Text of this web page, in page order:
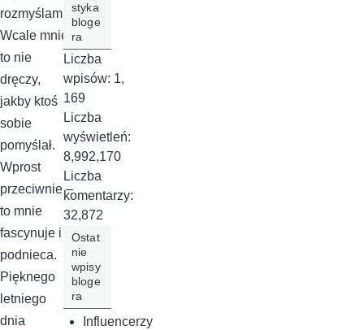
rozmyślam.
Wcale mnie
to nie
dręczy,
jakby ktoś
sobie
pomyślał.
Wprost
przeciwnie –
to mnie
fascynuje i
podnieca.
Pięknego
letniego
dnia
styka
bloge
ra
Liczba
wpisów: 1,
169
Liczba
wyświetleń:
8,992,170
Liczba
komentarzy:
32,872
Ostat
nie
wpisy
bloge
ra
Influencerzy